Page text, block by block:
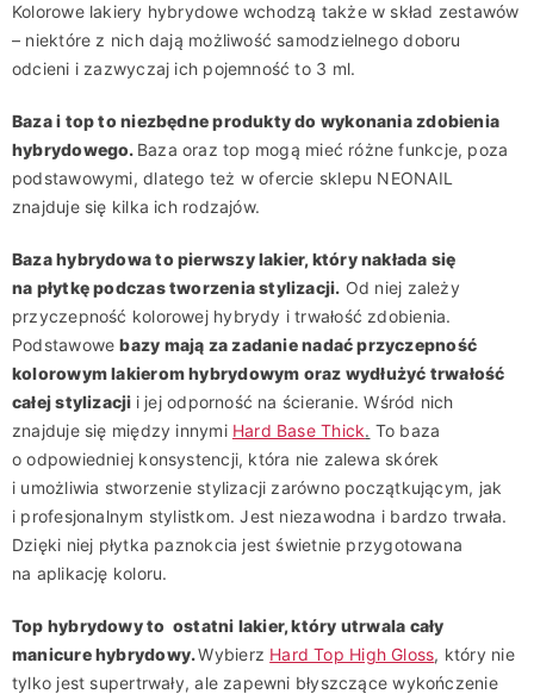
Kolorowe lakiery hybrydowe wchodzą także w skład zestawów
– niektóre z nich dają możliwość samodzielnego doboru
odcieni i zazwyczaj ich pojemność to 3 ml.
Baza i top to niezbędne produkty do wykonania zdobienia
hybrydowego. Baza oraz top mogą mieć różne funkcje, poza
podstawowymi, dlatego też w ofercie sklepu NEONAIL
znajduje się kilka ich rodzajów.
Baza hybrydowa to pierwszy lakier, który nakłada się
na płytkę podczas tworzenia stylizacji. Od niej zależy
przyczepność kolorowej hybrydy i trwałość zdobienia.
Podstawowebazy mają za zadanie nadać przyczepność
kolorowym lakierom hybrydowym oraz wydłużyć trwałość
całej stylizacji i jej odporność na ścieranie. Wśród nich
znajduje się między innymi Hard Base Thick. To baza
o odpowiedniej konsystencji, która nie zalewa skórek
i umożliwia stworzenie stylizacji zarówno początkującym, jak
i profesjonalnym stylistkom. Jest niezawodna i bardzo trwała.
Dzięki niej płytka paznokcia jest świetnie przygotowana
na aplikację koloru.
Top hybrydowy to ostatni lakier, który utrwala cały
manicure hybrydowy.Wybierz Hard Top High Gloss, który nie
tylko jest supertrwały, ale zapewni błyszczące wykończenie